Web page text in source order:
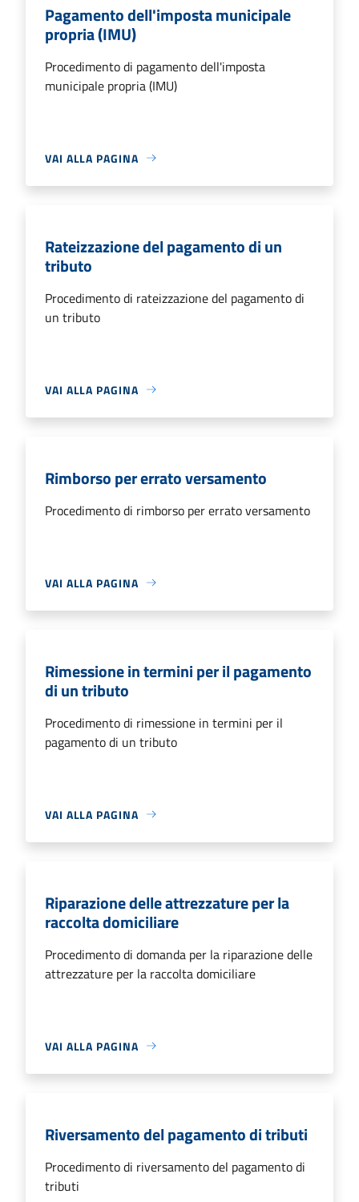
Pagamento dell'imposta municipale
propria (IMU)
Procedimento di pagamento dell'imposta
municipale propria (IMU)
VAI ALLA PAGINA
Rateizzazione del pagamento di un
tributo
Procedimento di rateizzazione del pagamento di
un tributo
VAI ALLA PAGINA
Rimborso per errato versamento
Procedimento di rimborso per errato versamento
VAI ALLA PAGINA
Rimessione in termini per il pagamento
di un tributo
Procedimento di rimessione in termini per il
pagamento di un tributo
VAI ALLA PAGINA
Riparazione delle attrezzature per la
raccolta domiciliare
Procedimento di domanda per la riparazione delle
attrezzature per la raccolta domiciliare
VAI ALLA PAGINA
Riversamento del pagamento di tributi
Procedimento di riversamento del pagamento di
tributi